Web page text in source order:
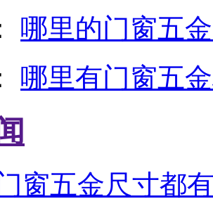
哪里的门窗五
哪里有门窗五
窗五金尺寸都